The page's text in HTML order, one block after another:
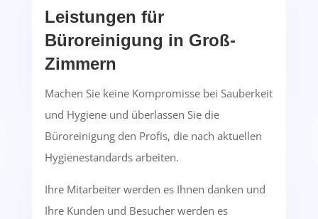
Leistungen für
Büroreinigung in Groß-
Zimmern
Machen Sie keine Kompromisse bei Sauberkeit
und Hygiene und überlassen Sie die
Büroreinigung den Profis, die nach aktuellen
Hygienestandards arbeiten.
Ihre Mitarbeiter werden es Ihnen danken und
Ihre Kunden und Besucher werden es